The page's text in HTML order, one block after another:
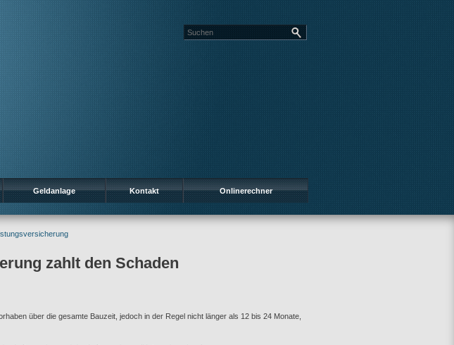
Geldanlage Kontakt Onlinerechner
zahlt den Schaden
über die gesamte Bauzeit, jedoch in der Regel nicht länger als 12 bis 24 Monate,